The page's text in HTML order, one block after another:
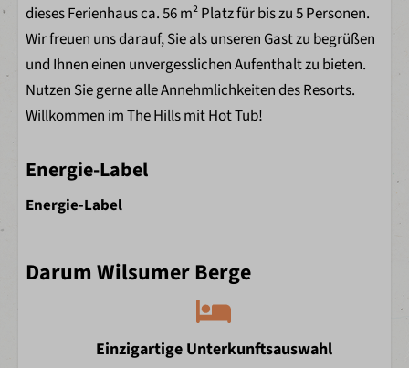
Badezimmer
Dusche
Waschbecken
Toilette im Badezimmer
Außenbereich
Esstisch mit Stühlen
Holzveranda
Nah am Wanderweg
dieses Ferienhaus ca. 56 m² Platz für bis zu 5 Personen.
Wir freuen uns darauf, Sie als unseren Gast zu begrüßen
und Ihnen einen unvergesslichen Aufenthalt zu bieten.
Nutzen Sie gerne alle Annehmlichkeiten des Resorts.
Willkommen im The Hills mit Hot Tub!
Energie-Label
Energie-Label
Darum Wilsumer Berge
Einzigartige Unterkunftsauswahl